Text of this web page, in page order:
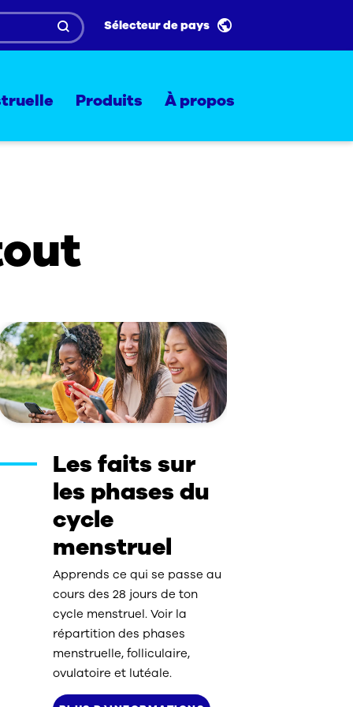
Sélecteur de pays
Produits À propos
Les faits sur
les phases du
cycle
menstruel
Apprends ce qui se passe au
cours des 28 jours de ton
cycle menstruel. Voir la
répartition des phases
menstruelle, folliculaire,
ovulatoire et lutéale.